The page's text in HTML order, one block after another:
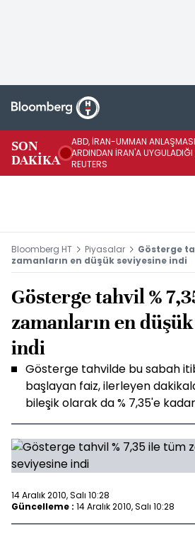
SON
DAKİKA
ABD, İRAN-UMMAN
ARDINDAN İRAN'A
REUTERS
Bloomberg HT Piyasalar
Gösterge
zamanların en düşük seviyesine indi
Gösterge tahvil %
zamanların en
indi
Gösterge tahvilde bu sabah
başlayan faiz, ilerleyen
bileşik olarak da % 7,35'e
14 Aralık 2010, Salı 10:28
Güncelleme : 14 Aralık 2010, Salı 10:28